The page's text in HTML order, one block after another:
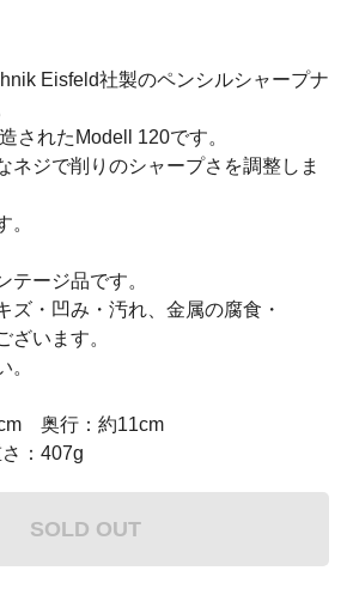
Eisfeld社製のペンシルシャープナ
されたModell 120です。
ネジで削りのシャープさを調整しま
。
テージ品です。
ズ・凹み・汚れ、金属の腐食・
ざいます。
。
奥行：約11cm
：407g
SOLD OUT